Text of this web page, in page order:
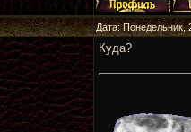
Дата:
Куда?